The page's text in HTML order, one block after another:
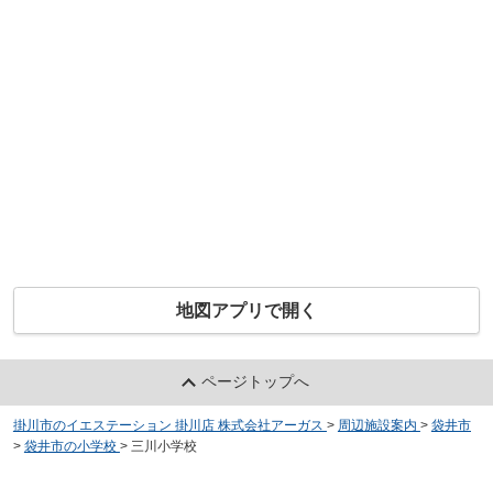
地図アプリで開く
ページトップへ
掛川市のイエステーション 掛川店 株式会社アーガス > 周辺施設案内 > 袋井市
> 袋井市の小学校 > 三川小学校